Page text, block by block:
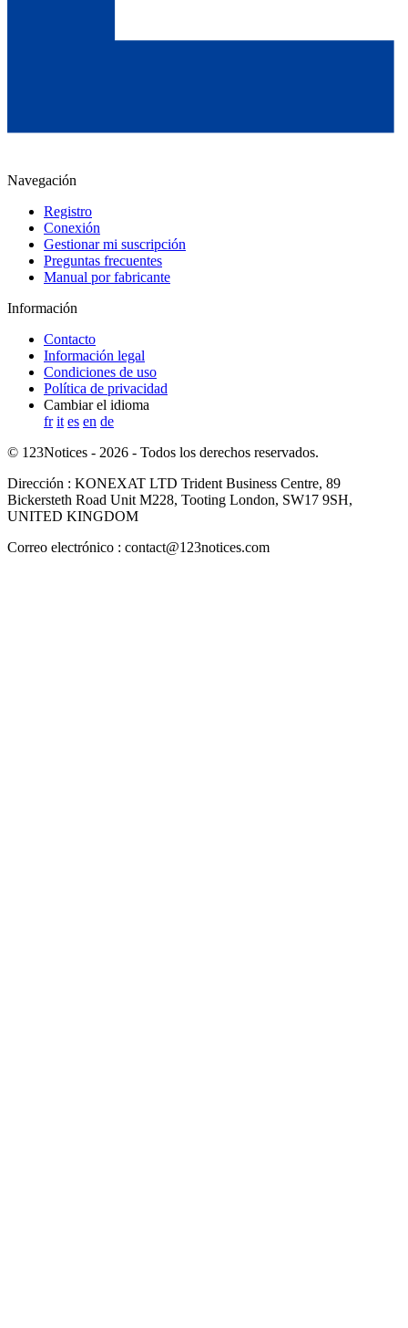
Navegación
Registro
Conexión
Gestionar mi suscripción
Preguntas frecuentes
Manual por fabricante
Información
Contacto
Información legal
Condiciones de uso
Política de privacidad
Cambiar el idioma
fr it es en de
© 123Notices - 2026 - Todos los derechos reservados.
Dirección : KONEXAT LTD Trident Business Centre, 89
Bickersteth Road Unit M228, Tooting London, SW17 9SH,
UNITED KINGDOM
Correo electrónico : contact@123notices.com